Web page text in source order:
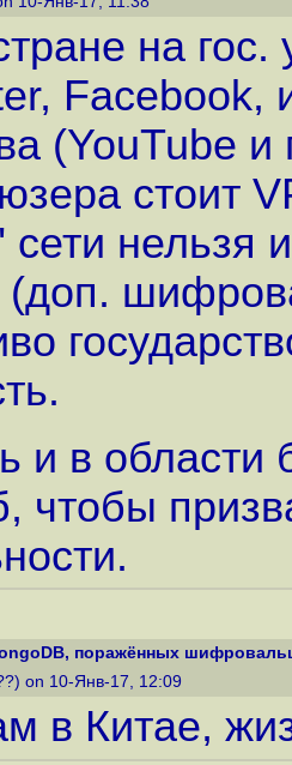
на
Facebook,
(YouTube
стоит
нельзя
и в области
поражённых
on 10-Янв-17, 12:09
в Китае,